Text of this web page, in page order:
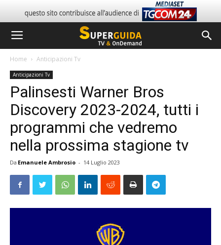
Home Anticipazioni Tv
Anticipazioni Tv
Palinsesti Warner Bros
Discovery 2023-2024, tutti i
programmi che vedremo
nella prossima stagione tv
Da Emanuele Ambrosio - 14 Luglio 2023